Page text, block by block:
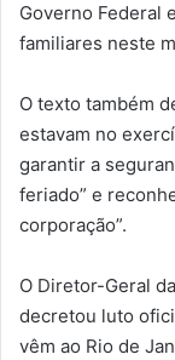
Governo Federal
familiares neste
O texto também
estavam no
garantir a
feriado” e
corporação”.
O Diretor-Geral
decretou luto
vêm ao Rio de